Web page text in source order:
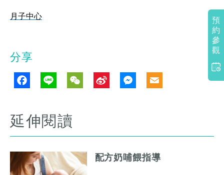
月子中心
分享
Facebook
Line WeChat
Sina
Email
延伸閱讀
配方奶哺餵指導
預
約
參
觀